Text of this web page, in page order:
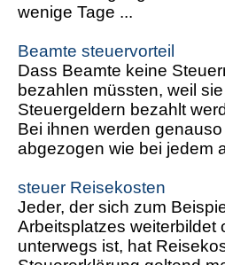
wenige Tage ...
Beamte steuervorteil
Dass Beamte keine
bezahlen müssten, weil
Steuergeldern bezahlt
Bei ihnen werden
abgezogen wie bei jedem
steuer Reisekosten
Jeder, der sich zum
Arbeitsplatzes weiterbildet
unterwegs ist, hat